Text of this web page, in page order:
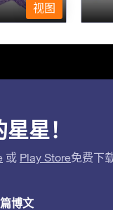
视图
星！
或 Play Store免费下
博文